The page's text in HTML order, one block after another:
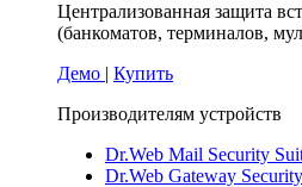
Централизованная защита
(банкоматов, терминалов,
Демо | Купить
Производителям устройств
Dr.Web Mail Security
Dr.Web Gateway